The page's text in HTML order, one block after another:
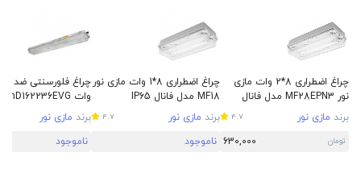
چراغ اضطراری 8*2 وات مازی
نور MF28EPN3 مدل فانال
IP65
برند مازی نور 4.7
تومان 630,000
چراغ اضطراری 8*1 وات مازی نور
MF18 مدل فانال IP65
برند مازی نور 4.7
ناموجود
نور IP65
برند مازی نور
ناموجود